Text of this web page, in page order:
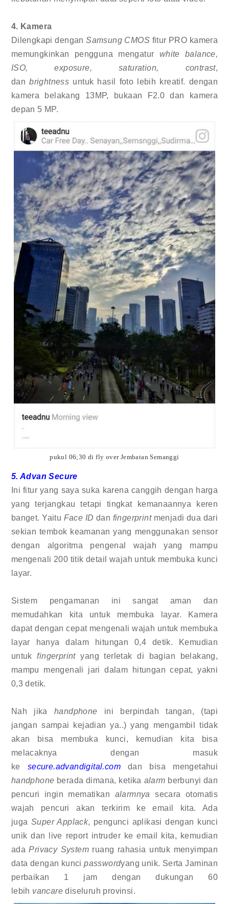
4. Kamera
Dilengkapi denganSamsung CMOS fitur PRO kamera
memungkinkan pengguna mengatur white balance,
ISO, exposure, saturation, contrast,
danbrightness untuk hasil foto lebih kreatif. dengan
kamera belakang 13MP, bukaan F2.0 dan kamera
depan 5 MP.
pukul 06;30 di fly over Jembatan Semanggi
5. Advan Secure
Ini fitur yang saya suka karena canggih dengan harga
yang terjangkau tetapi tingkat kemanaannya keren
banget. Yaitu Face ID dan fingerprintmenjadi dua dari
sekian tembok keamanan yang menggunakan sensor
dengan algoritma pengenal wajah yang mampu
mengenali 200 titik detail wajah untuk membuka kunci
layar.
Sistem pengamanan ini sangat aman dan
memudahkan kita untuk membuka layar. Kamera
dapat dengan cepat mengenali wajah untuk membuka
layar hanya dalam hitungan 0,4 detik. Kemudian
untukfingerprintyang terletak di bagian belakang,
mampu mengenali jari dalam hitungan cepat, yakni
0,3 detik.
Nah jikahandphone ini berpindah tangan, (tapi
jangan sampai kejadian ya..) yang mengambil tidak
akan bisa membuka kunci, kemudian kita bisa
melacaknya dengan masuk
ke secure.advandigital.comdan bisa mengetahui
handphone berada dimana, ketika alarm berbunyi dan
pencuri ingin mematikan alarmnya secara otomatis
wajah pencuri akan terkirim ke email kita. Ada
juga Super Applack, pengunci aplikasi dengan kunci
unik dan live report intruder ke email kita, kemudian
adaPrivacy System ruang rahasia untuk menyimpan
data dengan kuncipasswordyang unik. Serta Jaminan
perbaikan 1 jam dengan dukungan 60
lebih vancarediseluruh provinsi.